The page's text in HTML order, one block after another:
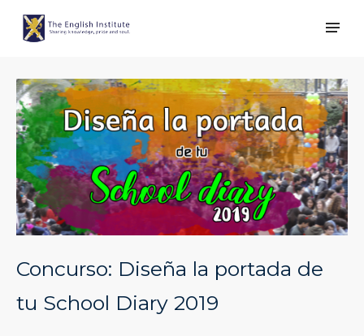
Concurso: Diseña la portada de
tu School Diary 2019